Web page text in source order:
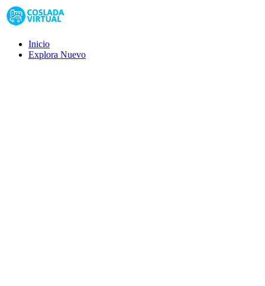
Inicio
Explora Nuevo